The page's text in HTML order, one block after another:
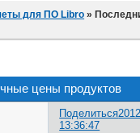
для ПО Libro »
цены продуктов
Поделиться
13:36:47